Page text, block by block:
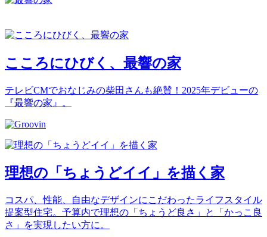
こころにひびく、最響の家
テレビCMでおなじみの柴田さんも絶賛！2025年デビューの
『最響の家』。
理想の「ちょうどイイ」を描く家
コスパ、性能、自由なデザインにこだわったライフスタイル
提案型住宅。予算内で理想の「ちょうど良さ」と「かっこ良
さ」を実現したい方に。